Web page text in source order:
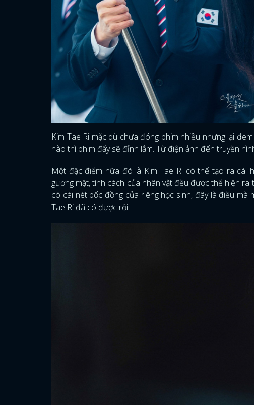
Kim Tae Ri mặc dù chưa đóng phim nhiều nhưng lại
nào thì phim đấy sẽ đỉnh lắm. Từ điện ảnh đến truyền
Một đặc điểm nữa đó là Kim Tae Ri có thể tạo ra cái
gương mặt, tính cách của nhân vật đều được thể hiện
có cái nét bốc đồng của riêng học sinh, đây là điều mà
Tae Ri đã có được rồi.